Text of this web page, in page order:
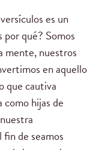
es un
por qué? Somos
mente, nuestros
en aquello
que cautiva
como hijas de
de seamos